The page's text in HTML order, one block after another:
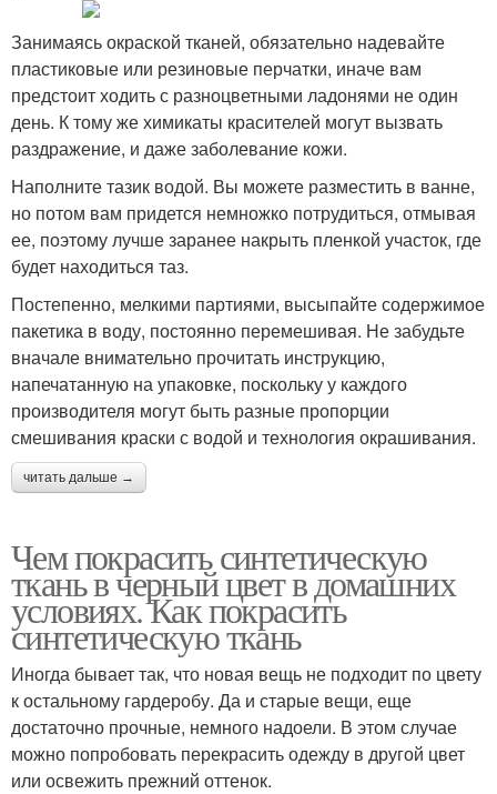
Занимаясь окраской тканей, обязательно надевайте
пластиковые или резиновые перчатки, иначе вам
предстоит ходить с разноцветными ладонями не один
день. К тому же химикаты красителей могут вызвать
раздражение, и даже заболевание кожи.
Наполните тазик водой. Вы можете разместить в ванне,
но потом вам придется немножко потрудиться, отмывая
ее, поэтому лучше заранее накрыть пленкой участок, где
будет находиться таз.
Постепенно, мелкими партиями, высыпайте содержимое
пакетика в воду, постоянно перемешивая. Не забудьте
вначале внимательно прочитать инструкцию,
напечатанную на упаковке, поскольку у каждого
производителя могут быть разные пропорции
смешивания краски с водой и технология окрашивания.
читать дальше →
Чем покрасить синтетическую
ткань в черный цвет в домашних
условиях. Как покрасить
синтетическую ткань
Иногда бывает так, что новая вещь не подходит по цвету
к остальному гардеробу. Да и старые вещи, еще
достаточно прочные, немного надоели. В этом случае
можно попробовать перекрасить одежду в другой цвет
или освежить прежний оттенок.